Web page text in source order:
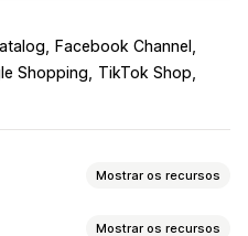
Facebook Channel
Shopping
TikTok Shop
Mostrar os recursos
Mostrar os recursos